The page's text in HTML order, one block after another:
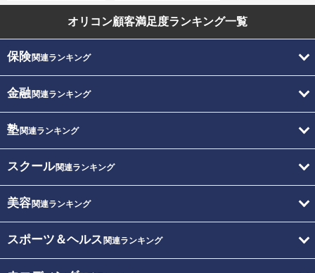
オリコン顧客満足度ランキング一覧
保険関連ランキング
金融関連ランキング
塾関連ランキング
スクール関連ランキング
美容関連ランキング
スポーツ＆ヘルス 関連ランキング